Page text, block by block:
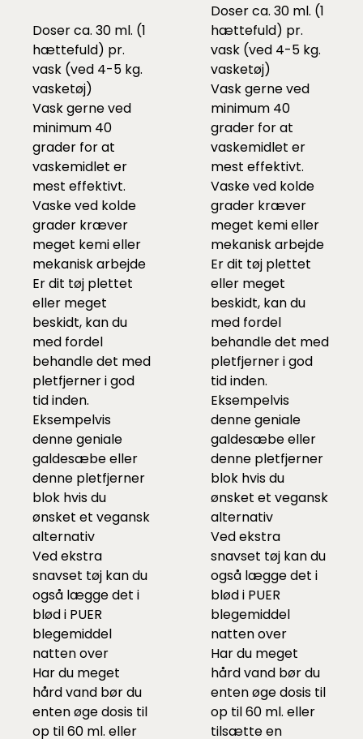
Doser ca. 30 ml. (1
hættefuld) pr.
vask (ved 4-5 kg.
vasketøj)
Vask gerne ved
minimum 40
grader for at
vaskemidlet er
mest effektivt.
Vaske ved kolde
grader kræver
meget kemi eller
mekanisk arbejde
Er dit tøj plettet
eller meget
beskidt, kan du
med fordel
behandle det med
pletfjerner i god
tid inden.
Eksempelvis
dennegeniale
galdesæbe eller
denne pletfjerner
blok hvis du
ønsket et vegansk
alternativ
Ved ekstra
snavset tøj kan du
også lægge det i
blød i PUER
blegemiddel
natten over
Har du meget
hård vand bør du
enten øge dosis til
op til 60 ml. eller
Doser ca. 30 ml. (1
hættefuld) pr.
vask (ved 4-5 kg.
vasketøj)
Vask gerne ved
minimum 40
grader for at
vaskemidlet er
mest effektivt.
Vaske ved kolde
grader kræver
meget kemi eller
mekanisk arbejde
Er dit tøj plettet
eller meget
beskidt, kan du
med fordel
behandle det med
pletfjerner i god
tid inden.
Eksempelvis
dennegeniale
galdesæbe eller
denne pletfjerner
blok hvis du
ønsket et vegansk
alternativ
Ved ekstra
snavset tøj kan du
også lægge det i
blød i PUER
blegemiddel
natten over
Har du meget
hård vand bør du
enten øge dosis til
op til 60 ml. eller
tilsætte en